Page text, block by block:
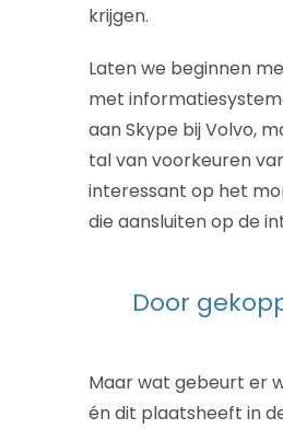
krijgen.
Laten we beginnen
met
aan Skype bij Volvo,
tal van voorkeuren
interessant op het
die aansluiten op de
Door
Maar wat gebeurt er
én dit plaatsheeft in